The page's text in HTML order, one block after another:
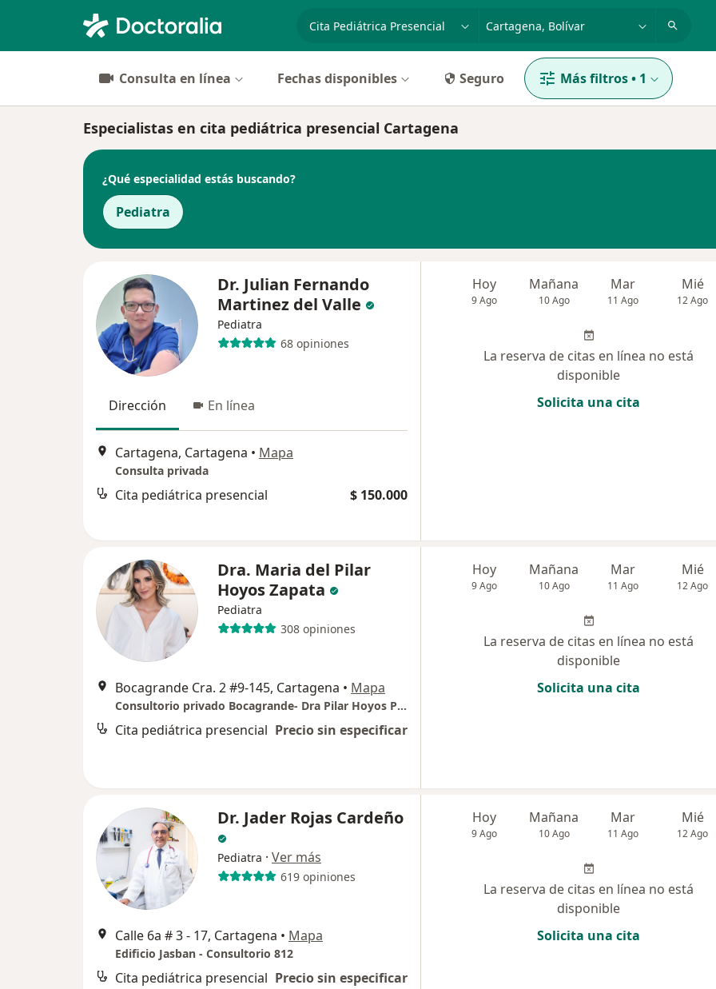
especialidad, enfermedad o nombre
Consulta en línea Fechas disponibles Seguro Más filtros• 1
Especialistas en cita pediátrica presencial Cartagena
¿Qué especialidad estás buscando?
Pediatra
Dr. Julian Fernando
Martinez del Valle
Pediatra
68 opiniones
Dirección En línea
Cartagena, Cartagena • Mapa
Consulta privada
Cita pediátrica presencial $ 150.000
Hoy
9 Ago
Mañana
10 Ago
Mar
11 Ago
Mié
12 Ago
La reserva de citas en línea no está
disponible
Solicita una cita
Dra. Maria del Pilar
Hoyos Zapata
Pediatra
308 opiniones
Bocagrande Cra. 2 #9-145, Cartagena • Mapa
Consultorio privado Bocagrande- Dra Pilar Hoyos Pediatra
Cita pediátrica presencial Precio sin especificar
Hoy
9 Ago
Mañana
10 Ago
Mar
11 Ago
Mié
12 Ago
La reserva de citas en línea no está
disponible
Solicita una cita
Dr. Jader Rojas Cardeño
Pediatra · Ver más
619 opiniones
Calle 6a # 3 - 17, Cartagena • Mapa
Edificio Jasban - Consultorio 812
Cita pediátrica presencial Precio sin especificar
Hoy
9 Ago
Mañana
10 Ago
Mar
11 Ago
Mié
12 Ago
La reserva de citas en línea no está
disponible
Solicita una cita